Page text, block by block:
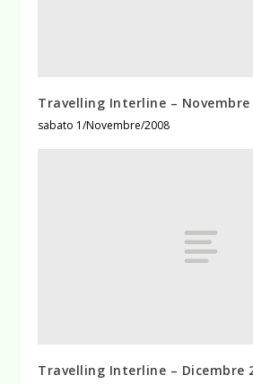
Travelling Interline – Novembre
sabato 1/Novembre/2008
Travelling Interline – Dicembre